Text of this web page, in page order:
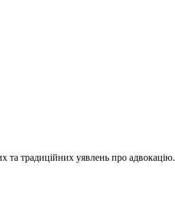
та традиційних уявлень про адвокацію.